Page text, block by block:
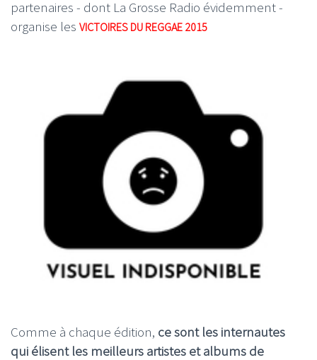
partenaires - dont La Grosse Radio évidemment -
organise les VICTOIRES DU REGGAE 2015
Comme à chaque édition, ce sont les internautes
qui élisent les meilleurs artistes et albums de